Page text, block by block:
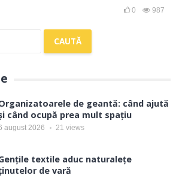
0 987
de geantă: când ajută
când ocupă prea mult spațiu
august 2026 21 views
textile aduc naturalețe
de vară